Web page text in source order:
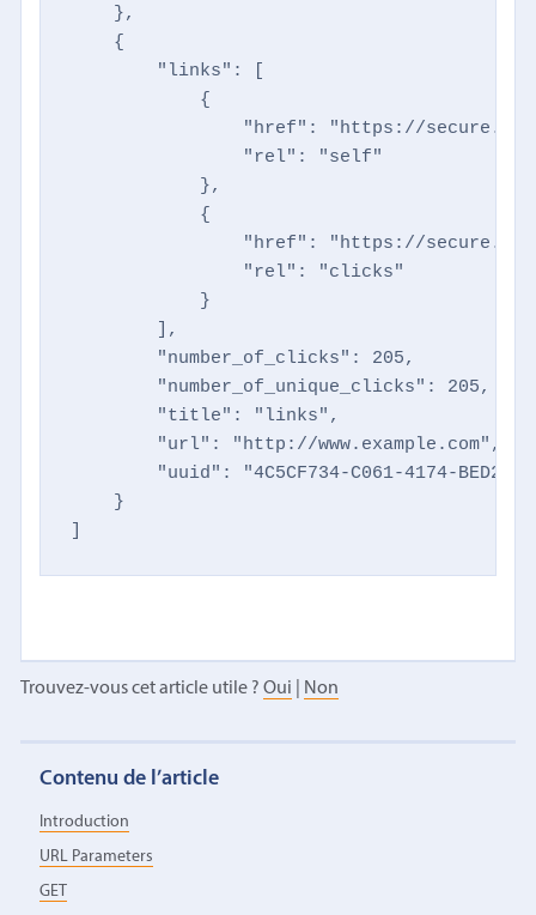
    },
    {
        "links": [
            {
"href": "https://
                "rel": "self"
            },
            {
"href": "https://
                "rel": "clicks"
            }
        ],
        "number_of_clicks": 205,
        "number_of_unique_clicks": 205,
        "title": "links",
        "url": "http://www.example.com",
"uuid": "4C5CF734-C061-4174-BED2-
    }
]
Trouvez-vous cet article utile ? Oui Non
Contenu de l’article
Introduction
URL Parameters
GET